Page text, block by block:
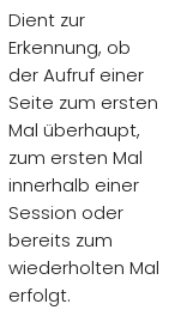
Dient zur
Erkennung, ob
der Aufruf einer
Seite zum ersten
Mal überhaupt,
zum ersten Mal
innerhalb einer
Session oder
bereits zum
wiederholten Mal
erfolgt.